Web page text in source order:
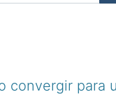
convergir para